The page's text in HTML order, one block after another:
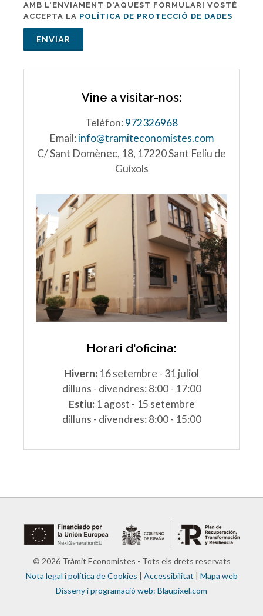
AMB L'ENVIAMENT D'AQUEST FORMULARI VOSTÈ
ACCEPTA LA POLÍTICA DE PROTECCIÓ DE DADES
ENVIAR
Vine a visitar-nos:
Telèfon:972326968
Email:info@tramiteconomistes.com
C/ Sant Domènec, 18, 17220 Sant Feliu de
Guíxols
Horari d'oficina:
Hivern: 16 setembre - 31 juliol
dilluns - divendres: 8:00 - 17:00
Estiu:1 agost - 15 setembre
dilluns - divendres: 8:00 - 15:00
© 2026 Tràmit Economistes - Tots els drets reservats
Nota legal i política de Cookies | Accessibilitat | Mapa web
Disseny i programació web: Blaupixel.com